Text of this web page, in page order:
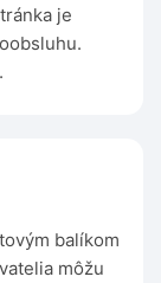
je
balíkom
môžu